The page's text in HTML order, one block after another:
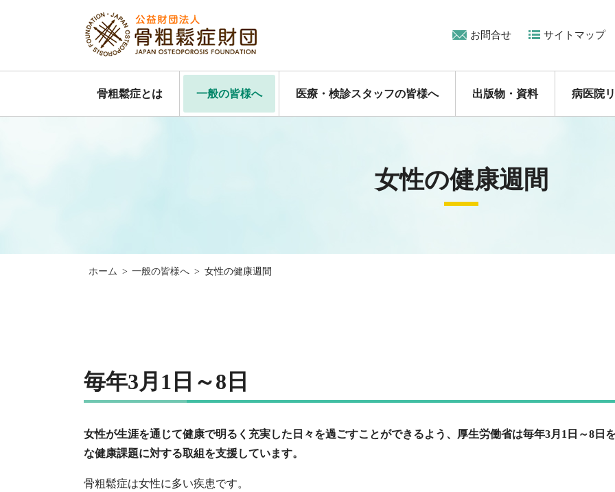
お問合せ サイトマップ
骨粗鬆症とは 一般の皆様へ 医療・検診スタッフの皆様へ 出版物・資料 病医院
女性の健康週間
ホーム > 一般の皆様へ > 女性の健康週間
毎年3月1日～8日
女性が生涯を通じて健康で明るく充実した日々を過ごすことができるよう、厚生労働省は毎年3月1日～8日
な健康課題に対する取組を支援しています。
骨粗鬆症は女性に多い疾患です。